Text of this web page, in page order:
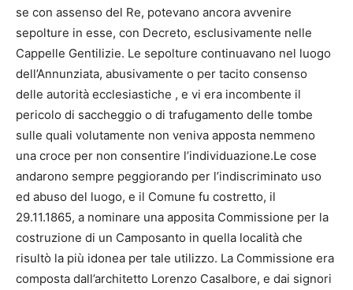
se con assenso del Re, potevano ancora avvenire
sepolture in esse, con Decreto, esclusivamente nelle
Cappelle Gentilizie. Le sepolture continuavano nel luogo
dell’Annunziata, abusivamente o per tacito consenso
delle autorità ecclesiastiche , e vi era incombente il
pericolo di saccheggio o di trafugamento delle tombe
sulle quali volutamente non veniva apposta nemmeno
una croce per non consentire l’individuazione.Le cose
andarono sempre peggiorando per l’indiscriminato uso
ed abuso del luogo, e il Comune fu costretto, il
29.11.1865, a nominare una apposita Commissione per la
costruzione di un Camposanto in quella località che
risultò la più idonea per tale utilizzo. La Commissione era
composta dall’architetto Lorenzo Casalbore, e dai signori